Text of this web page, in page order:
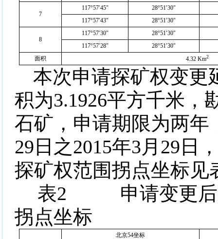
7
117°57′45″
28°51′30″
117°57′43″
28°51′30″
8
117°57′30″
28°51′30″
117°57′28″
28°51′30″
面积
4.32 Km2
本次申请探矿权变更
积为3.1926平方千米，
石矿，申请期限为两年
29 日之2015年3月 29 日
探矿权范围拐点坐标见
表2 申请变更
拐点坐标
北京54坐标